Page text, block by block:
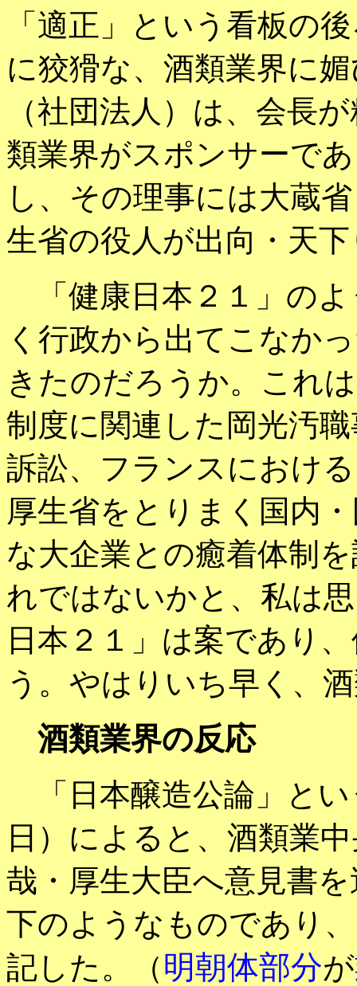
「適正」という看板の
に狡猾な、酒類業界に
（社団法人）は、会長
類業界がスポンサーで
し、その理事には大蔵
生省の役人が出向・天
「健康日本２１」の
く行政から出てこなか
きたのだろうか。これ
制度に関連した岡光汚
訴訟、フランスにおけ
厚生省をとりまく国内
な大企業との癒着体制
れではないかと、私は
日本２１」は案であり
う。やはりいち早く、
酒類業界の反応
「日本醸造公論」とい
日）によると、酒類業
哉・厚生大臣へ意見書
下のようなものであり
記した。（明朝体部分が